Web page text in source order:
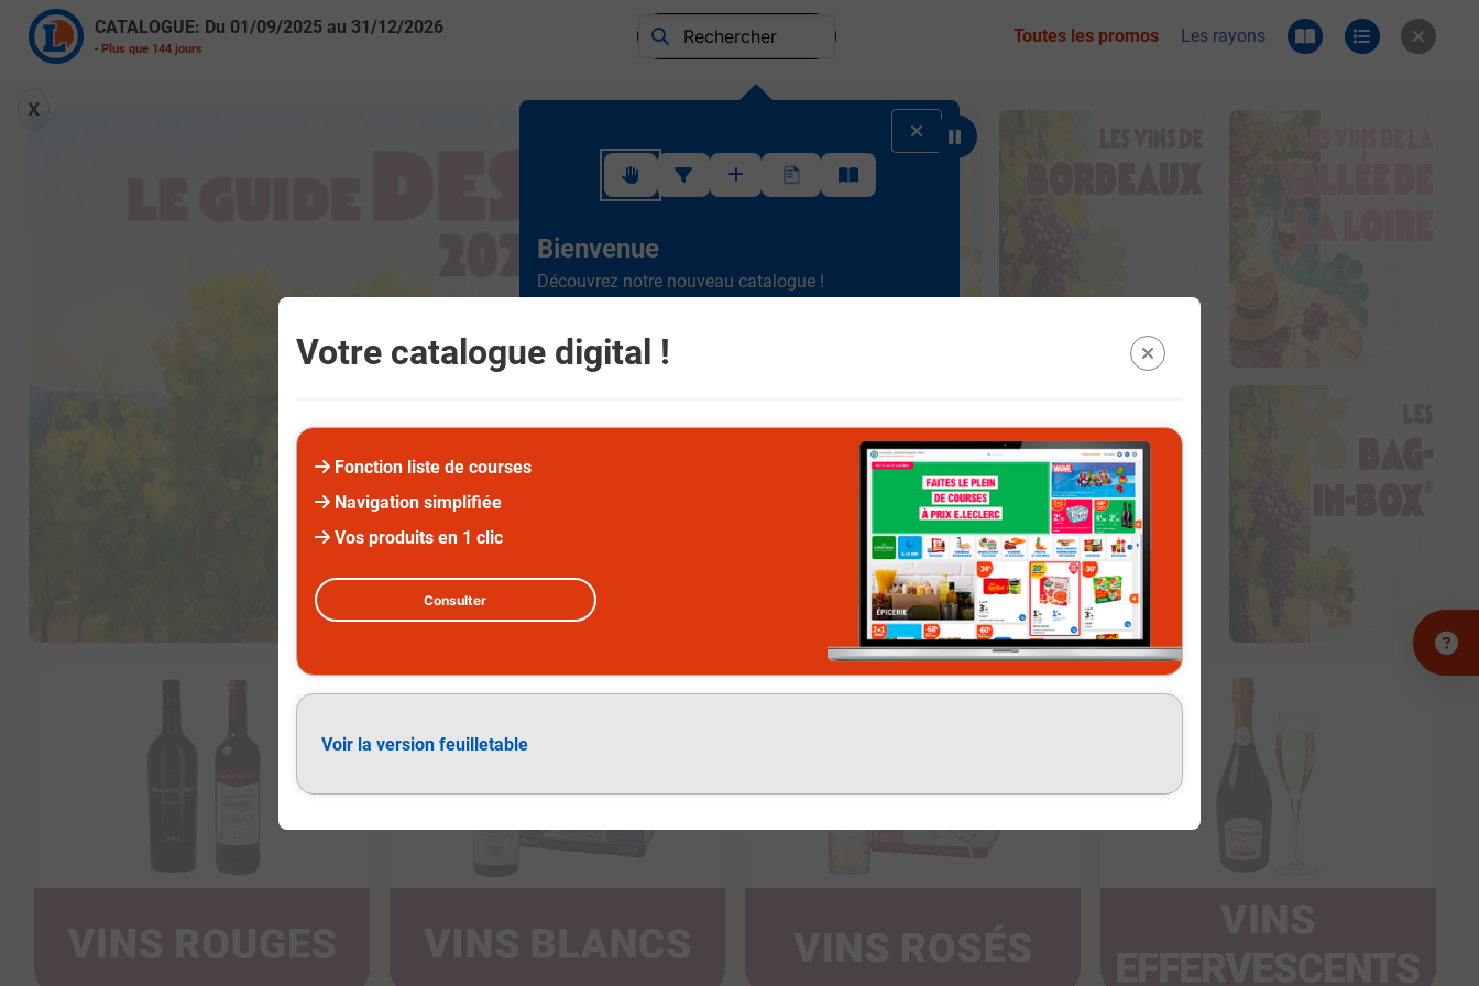
Votre catalogue digital !
Fonction liste de courses
Navigation simplifiée
Vos produits en 1 clic
Consulter
Voir la version feuilletable
CATALOGUE: Du 01/09/2025au 31/12/2026
- Plus que 144jours
Rechercher Toutes les promos Les rayons
X
Suivez ce rapide tutoriel pour apprendre à utiliser l'interface du catalogue e.leclerc
Bienvenue
Découvrez notre nouveau catalogue !
simple à consulter.
naviguez entre les différents rayons.